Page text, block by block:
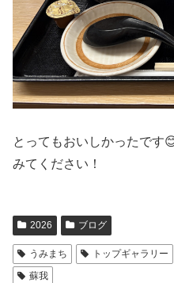
とってもおいしかったです
みてください！
2026 ブログ
うみまち トップギャラリー
蘇我